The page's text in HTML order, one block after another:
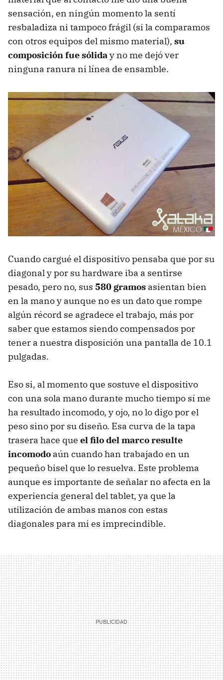
sensación, en ningún momento la sentí
resbaladiza ni tampoco frágil (si la comparamos
con otros equipos del mismo material), su
composición fue sóliday no me dejó ver
ninguna ranura ni línea de ensamble.
Cuando cargué el dispositivo pensaba que por su
diagonal y por su hardware iba a sentirse
pesado, pero no, sus 580 gramos asientan bien
en la mano y aunque no es un dato que rompe
algún récord se agradece el trabajo, más por
saber que estamos siendo compensados por
tener a nuestra disposición una pantalla de 10.1
pulgadas.
Eso si, al momento que sostuve el dispositivo
con una sola mano durante mucho tiempo sí me
ha resultado incomodo, y ojo, no lo digo por el
peso sino por su diseño. Esa curva de la tapa
trasera hace que el filo del marco resulte
incomodo aún cuando han trabajado en un
pequeño bisel que lo resuelva. Este problema
aunque es importante de señalar no afecta en la
experiencia general del tablet, ya que la
utilización de ambas manos con estas
diagonales para mi es imprecindible.